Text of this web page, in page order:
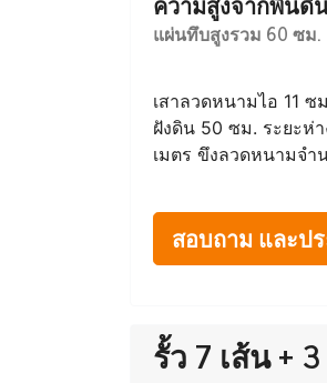
แผ่นทึบสูงรวม 60 ซม.
เสาลวดหนามไอ 11 ซ
ฝังดิน 50 ซม. ระยะห่า
เมตร ขึงลวดหนามจำ
สอบถาม และป
รั้ว 7 เส้น +